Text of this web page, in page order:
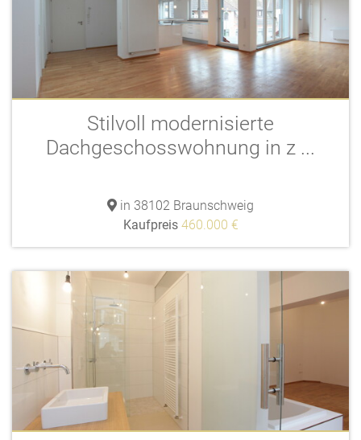
Stilvoll modernisierte
Dachgeschosswohnung in z ...
in 38102 Braunschweig
Kaufpreis 460.000 €